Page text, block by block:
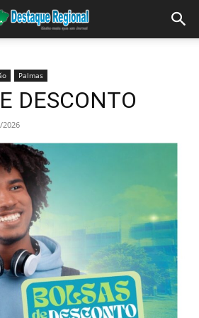
Palmas
DESCONTO
2026